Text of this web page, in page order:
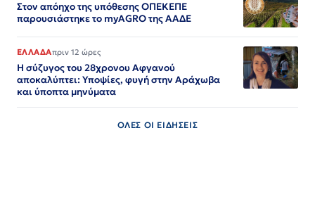
Στον απόηχο της υπόθεσης ΟΠΕΚΕΠΕ
παρουσιάστηκε το myAGRO της ΑΑΔΕ
ΕΛΛΑΔΑπριν 12 ώρες
Η σύζυγος του 28χρονου Αφγανού
αποκαλύπτει: Υποψίες, φυγή στην Αράχωβα
και ύποπτα μηνύματα
ΟΛΕΣ ΟΙ ΕΙΔΗΣΕΙΣ